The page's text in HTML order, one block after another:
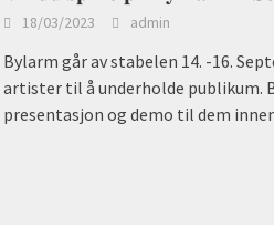
18/03/2023 admin
Bylarm går av stabelen 14. -16.
artister til å underholde publikum.
presentasjon og demo til dem